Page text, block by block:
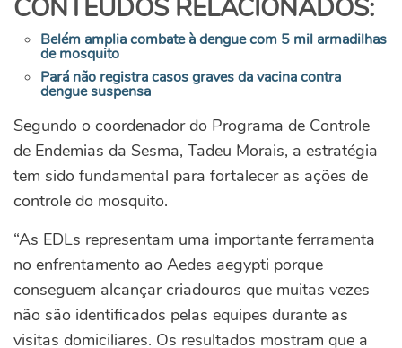
CONTEÚDOS RELACIONADOS:
Belém amplia combate à dengue com 5 mil armadilhas
de mosquito
Pará não registra casos graves da vacina contra
dengue suspensa
Segundo o coordenador do Programa de Controle
de Endemias da Sesma, Tadeu Morais, a estratégia
tem sido fundamental para fortalecer as ações de
controle do mosquito.
“As EDLs representam uma importante ferramenta
no enfrentamento ao Aedes aegypti porque
conseguem alcançar criadouros que muitas vezes
não são identificados pelas equipes durante as
visitas domiciliares. Os resultados mostram que a